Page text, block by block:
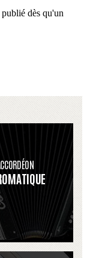
dès qu'un